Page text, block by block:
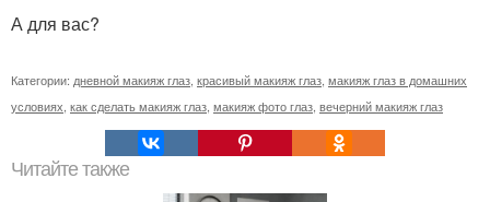
А для вас?
Категории: дневной макияж глаз красивый макияж глаз макияж глаз в домашних
условиях как сделать макияж глаз макияж фото глаз вечерний макияж глаз
Читайте также